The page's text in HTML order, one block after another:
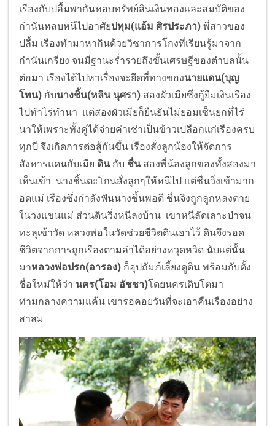
เรืองกับปลื้มพากันหอบทรัพย์สินเงินทองและสมบัติของ
กำนันหลบหนีไปอาศัยปทุม(แอ้ม ศิรประภา) พี่สาวของ
ปลื้ม เรืองทำมาหากินด้วยวิชาการโกงที่เรียนรู้มาจาก
กำนันเกรียง จนมีฐานะร่ำรวยถึงขั้นเศรษฐีของตำบลนั้น
ต่อมา เรืองได้ไปหาเรื่องจะยึดที่ทางของนายแดน(บุญ
โทน) กับนางชิ้น(หลิน นุศรา) สองผัวเมียซึ่งกู้ยืมเงินเรือง
ไปทำไร่ทำนา แต่สองผัวเมียก็ยืนยันไม่ยอมเซ็นยกที่ไร่
นาให้เพราะทั้งคู่ได้จ่ายค่าเช่าเป็นข้าวเปลือกแก่เรืองครบ
ทุกปี จึงเกิดการต่อสู้กันขึ้น เรืองสั่งลูกน้องให้จัดการ
สังหารแดนกับเมีย ดินกับ ชื่นสองพี่น้องลูกของทั้งสองมา
เห็นเข้า นางชิ้นตะโกนสั่งลูกๆให้หนีไป แต่ชื่นวิ่งเข้ามาก
อดแม่ เรืองซึ่งกำลังฟันนางชิ้นพอดี ชื่นจึงถูกลูกหลงตาย
ในวงแขนแม่ ส่วนดินวิ่งหนีลงบ้าน เขาหนีลัดเลาะป่าจน
ทะลุเข้าวัด หลวงพ่อในวัดช่วยชีวิตดินเอาไว้ ดินจึงรอด
ชีวิตจากการถูกเรืองตามล่าได้อย่างหวุดหวิด นับแต่นั้น
มาหลวงพ่อปรก(อารอง) ก็อุปถัมภ์เลี้ยงดูดิน พร้อมกับตั้ง
ชื่อใหม่ให้ว่า นคร(โอม อัชชา)โดยนครเติบโตมา
ท่ามกลางความแค้น เขารอคอยวันที่จะเอาคืนเรืองอย่าง
สาสม